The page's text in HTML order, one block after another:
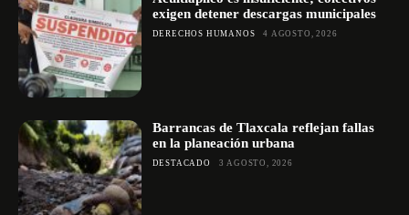
exigen detener descargas municipales
DERECHOS HUMANOS 4 AGOSTO, 2026
Barrancas de Tlaxcala reflejan fallas
en la planeación urbana
DESTACADO 3 AGOSTO, 2026